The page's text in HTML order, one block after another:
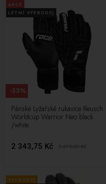
AKCE
LETNÍ VÝPRODEJ
Pánské Lyžařské rukavice Reusch
Worldcup Warrior Neo black
/white
2 343,75 Kč 3 475,00Kč
-33%
VÝPRODEJ